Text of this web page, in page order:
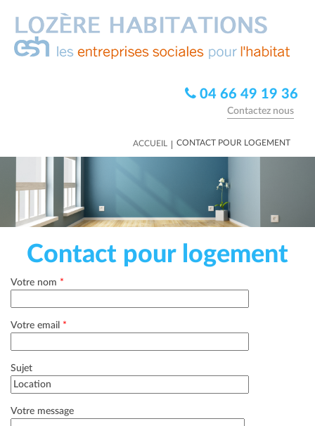
04 66 49 19 36
Contactez nous
ACCUEIL | CONTACT POUR LOGEMENT
Contact pour logement
Votre nom *
Votre email *
Sujet
Votre message